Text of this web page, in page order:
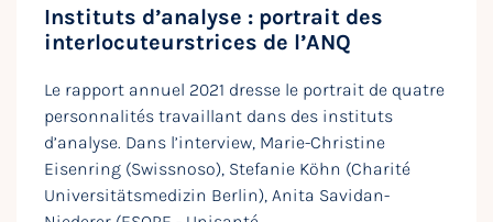
Instituts d’analyse : portrait des
interlocuteurstrices de l’ANQ
Le rapport annuel 2021 dresse le portrait de quatre
personnalités travaillant dans des instituts
d’analyse. Dans l’interview, Marie-Christine
Eisenring (Swissnoso), Stefanie Köhn (Charité
Universitätsmedizin Berlin), Anita Savidan-